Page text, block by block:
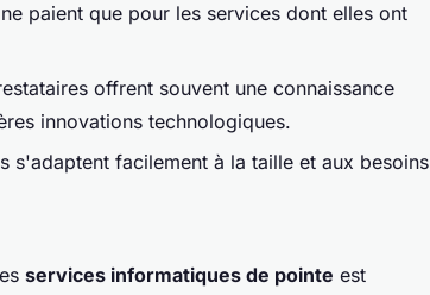
paient que pour les services dont elles ont
offrent souvent une connaissance
innovations technologiques.
s'adaptent facilement à la taille et aux besoins
services informatiques de pointe est